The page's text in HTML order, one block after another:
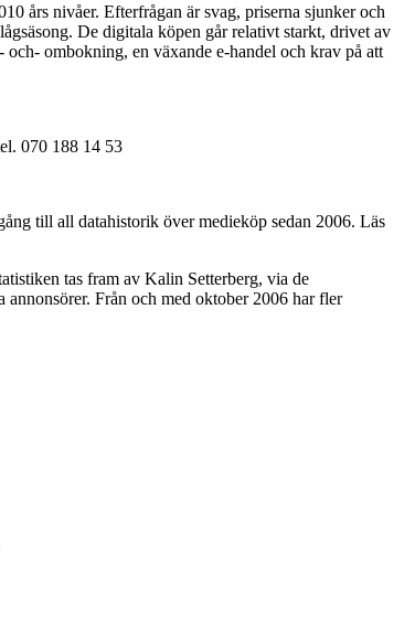
års nivåer. Efterfrågan är svag, priserna sjunker och
De digitala köpen går relativt starkt, drivet av
ombokning, en växande e-handel och krav på att
070 188 14 53
till all datahistorik över medieköp sedan 2006. Läs
tas fram av Kalin Setterberg, via de
Från och med oktober 2006 har fler